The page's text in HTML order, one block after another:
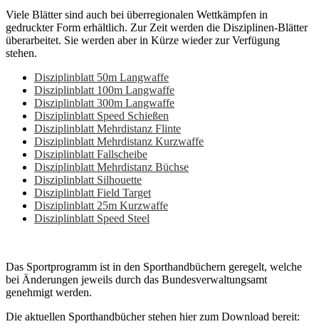
Viele Blätter sind auch bei überregionalen Wettkämpfen in
gedruckter Form erhältlich. Zur Zeit werden die Disziplinen-Blätter
überarbeitet. Sie werden aber in Kürze wieder zur Verfügung
stehen.
Disziplinblatt 50m Langwaffe
Disziplinblatt 100m Langwaffe
Disziplinblatt 300m Langwaffe
Disziplinblatt Speed Schießen
Disziplinblatt Mehrdistanz Flinte
Disziplinblatt Mehrdistanz Kurzwaffe
Disziplinblatt Fallscheibe
Disziplinblatt Mehrdistanz Büchse
Disziplinblatt Silhouette
Disziplinblatt Field Target
Disziplinblatt 25m Kurzwaffe
Disziplinblatt Speed Steel
Das Sportprogramm ist in den Sporthandbüchern geregelt, welche
bei Änderungen jeweils durch das Bundesverwaltungsamt
genehmigt werden.
Die aktuellen Sporthandbücher stehen hier zum Download bereit: